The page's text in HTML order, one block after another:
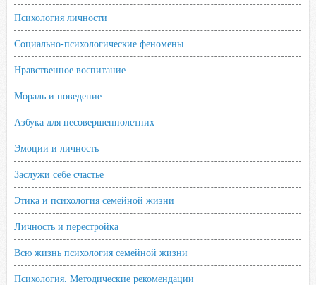
Психология личности
Социально-психологические феномены
Нравственное воспитание
Мораль и поведение
Азбука для несовершеннолетних
Эмоции и личность
Заслужи себе счастье
Этика и психология семейной жизни
Личность и перестройка
Всю жизнь психология семейной жизни
Психология. Методические рекомендации